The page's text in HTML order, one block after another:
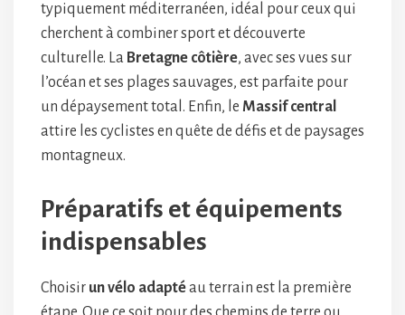
typiquement méditerranéen, idéal pour ceux qui
cherchent à combiner sport et découverte
culturelle. La Bretagne côtière, avec ses vues sur
l’océan et ses plages sauvages, est parfaite pour
un dépaysement total. Enfin, le Massif central
attire les cyclistes en quête de défis et de paysages
montagneux.
Préparatifs et équipements
indispensables
Choisir un vélo adaptéau terrain est la première